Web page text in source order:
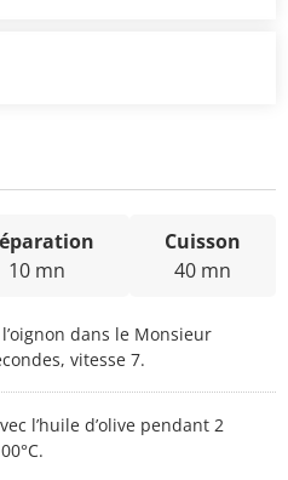
10 mn
Cuisson
40 mn
l’oignon dans le Monsieur
vitesse 7.
l’huile d’olive pendant 2